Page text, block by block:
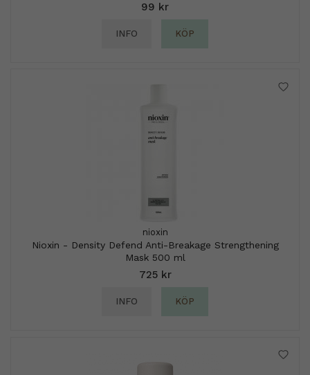
99 kr
INFO KÖP
nioxin
Nioxin - Density Defend Anti-Breakage Strengthening
Mask 500 ml
725 kr
INFO KÖP